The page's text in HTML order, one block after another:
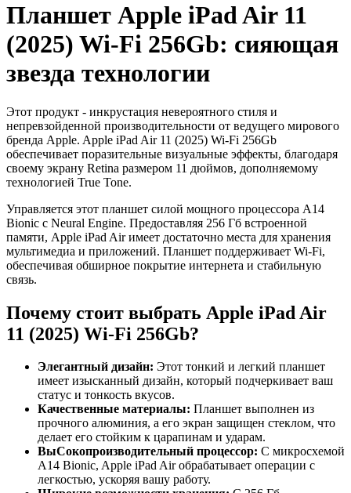
Планшет Apple iPad Air 11
(2025) Wi-Fi 256Gb: сияющая
звезда технологии
Этот продукт - инкрустация невероятного стиля и
непревзойденной производительности от ведущего мирового
бренда Apple. Apple iPad Air 11 (2025) Wi-Fi 256Gb
обеспечивает поразительные визуальные эффекты, благодаря
своему экрану Retina размером 11 дюймов, дополняемому
технологией True Tone.
Управляется этот планшет силой мощного процессора A14
Bionic с Neural Engine. Предоставляя 256 Гб встроенной
памяти, Apple iPad Air имеет достаточно места для хранения
мультимедиа и приложений. Планшет поддерживает Wi-Fi,
обеспечивая обширное покрытие интернета и стабильную
связь.
Почему стоит выбрать Apple iPad Air
11 (2025) Wi-Fi 256Gb?
Элегантный дизайн: Этот тонкий и легкий планшет
имеет изысканный дизайн, который подчеркивает ваш
статус и тонкость вкусов.
Качественные материалы: Планшет выполнен из
прочного алюминия, а его экран защищен стеклом, что
делает его стойким к царапинам и ударам.
ВыСокопроизводительный процессор: С микросхемой
A14 Bionic, Apple iPad Air обрабатывает операции с
легкостью, ускоряя вашу работу.